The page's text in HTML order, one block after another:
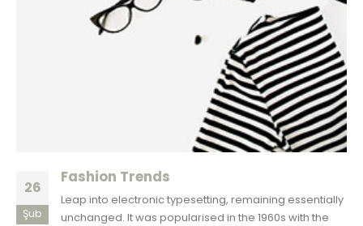
26
Şub
Fashion Trends
Leap into electronic typesetting, remaining essentially
unchanged. It was popularised in the 1960s with the